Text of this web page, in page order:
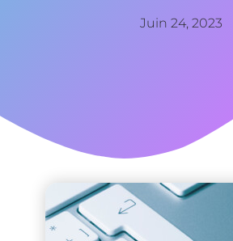
Juin 24, 2023